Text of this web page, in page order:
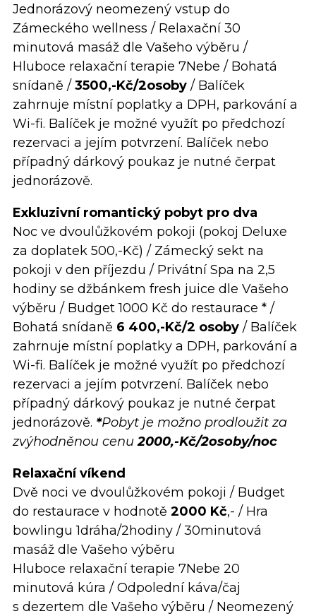
Jednorázový neomezený vstup do
Zámeckého wellness / Relaxační 30
minutová masáž dle Vašeho výběru /
Hluboce relaxační terapie 7Nebe / Bohatá
snídaně / 3500,-Kč/2osoby / Balíček
zahrnuje místní poplatky a DPH, parkování a
Wi-fi. Balíček je možné využít po předchozí
rezervaci a jejím potvrzení. Balíček nebo
případný dárkový poukaz je nutné čerpat
jednorázově.
Exkluzivní romantický pobyt pro dva
Noc ve dvoulůžkovém pokoji (pokoj Deluxe
za doplatek 500,-Kč) / Zámecký sekt na
pokoji v den příjezdu / Privátní Spa na 2,5
hodiny se džbánkem fresh juice dle Vašeho
výběru / Budget 1000 Kč do restaurace * /
Bohatá snídaně 6 400,-Kč/2 osoby / Balíček
zahrnuje místní poplatky a DPH, parkování a
Wi-fi. Balíček je možné využít po předchozí
rezervaci a jejím potvrzení. Balíček nebo
případný dárkový poukaz je nutné čerpat
jednorázově. *Pobyt je možno prodloužit za
zvýhodněnou cenu2000,-Kč/2osoby/noc
Relaxační víkend
Dvě noci ve dvoulůžkovém pokoji / Budget
do restaurace v hodnotě 2000 Kč,- / Hra
bowlingu 1dráha/2hodiny / 30minutová
masáž dle Vašeho výběru
Hluboce relaxační terapie 7Nebe 20
minutová kúra / Odpolední káva/čaj
s dezertem dle Vašeho výběru / Neomezený